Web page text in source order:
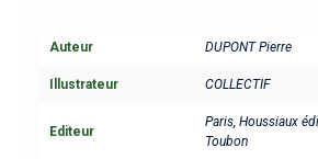
Auteur DUPONT Pierre
Illustrateur COLLECTIF
Editeur
Paris, Houssiaux
Toubon